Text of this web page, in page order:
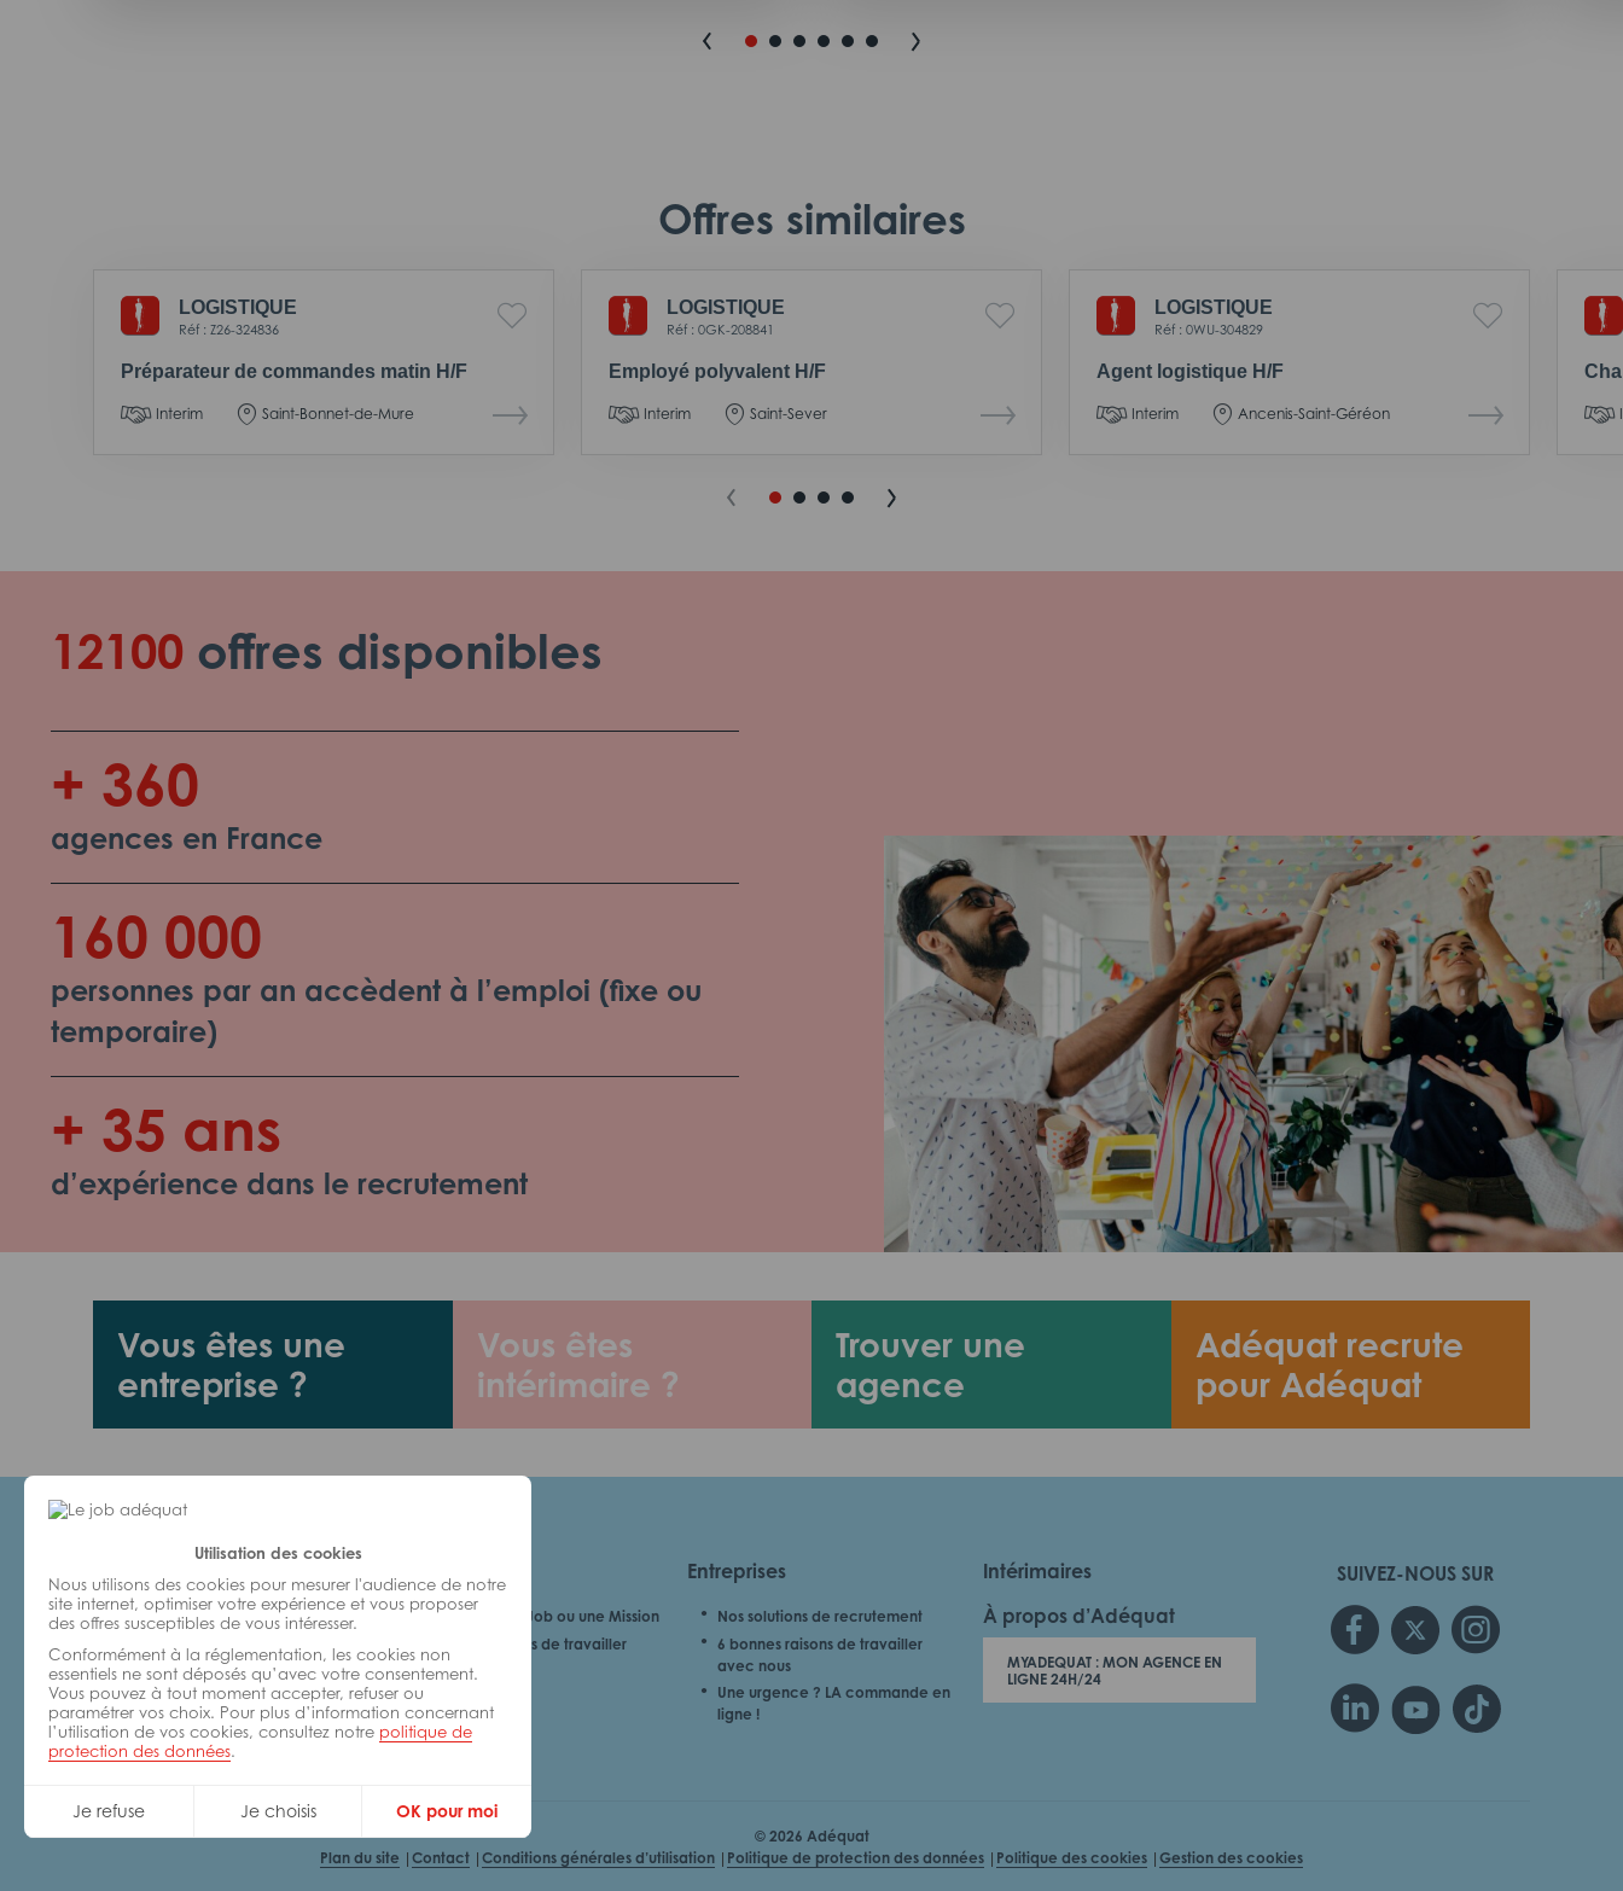
Utilisation des cookies
Nous utilisons des cookies pour mesurer l'audience de notre
site internet, optimiser votre expérience et vous proposer
des offres susceptibles de vous intéresser.
Conformément à la réglementation, les cookies non
essentiels ne sont déposés qu’avec votre consentement.
Vous pouvez à tout moment accepter, refuser ou
paramétrer vos choix. Pour plus d’information concernant
l’utilisation de vos cookies, consultez notre politique de
protection des données.
Je refuse Je choisis OK pour moi
Offres similaires
LOGISTIQUE
Réf : Z26-324836
Préparateur de commandes matin H/F
Interim Saint-Bonnet-de-Mure
LOGISTIQUE
Réf : 0GK-208841
Employé polyvalent H/F
Interim Saint-Sever
LOGISTIQUE
Réf : 0WU-304829
Agent logistique H/F
Interim Ancenis-Saint-Géréon
12100 offres disponibles
+ 360
agences en France
160 000
personnes par an accèdent à l’emploi (fixe ou
temporaire)
+ 35 ans
d’expérience dans le recrutement
Vous êtes une
entreprise ?
Vous êtes
intérimaire ?
Trouver une
agence
Adéquat recrute
pour Adéquat
SUIVEZ-NOUS SUR
Je cherche un Job ou une Mission
6 bonnes raisons de travailler
avec nous
Entreprises
Nos solutions de recrutement
6 bonnes raisons de travailler
avec nous
Une urgence ? LA commande en
ligne !
Intérimaires
À propos d’Adéquat
MYADEQUAT : MON AGENCE EN
LIGNE 24H/24
© 2026 Adéquat
Plan du site
Contact Conditions générales d’utilisation Politique de protection des données Politique des cookies Gestion des cookies